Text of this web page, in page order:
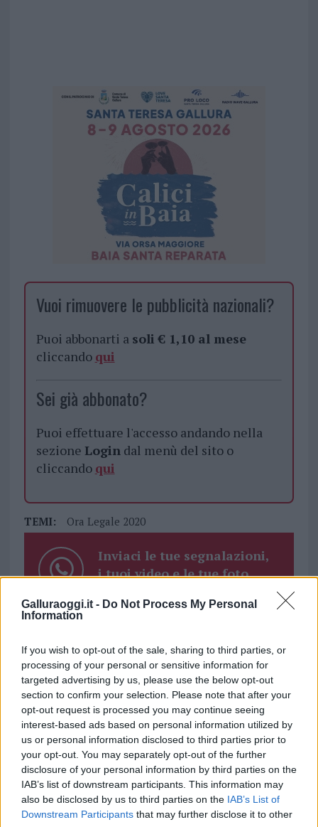
Galluraoggi.it - Do Not Process My Personal
Information
If you wish to opt-out of the sale, sharing to third parties, or
processing of your personal or sensitive information for
targeted advertising by us, please use the below opt-out
section to confirm your selection. Please note that after your
opt-out request is processed you may continue seeing
interest-based ads based on personal information utilized by
us or personal information disclosed to third parties prior to
your opt-out. You may separately opt-out of the further
disclosure of your personal information by third parties on the
IAB’s list of downstream participants. This information may
also be disclosed by us to third parties on the IAB’s List of
Downstream Participants that may further disclose it to other
Vuoi rimuovere le pubblicità nazionali?
Puoi abbonarti a soli € 1,10 al mese
cliccando qui
Sei già abbonato?
Puoi effettuare l'accesso andando nella
sezione Logindal menù del sito o
cliccando qui
TEMI: Ora Legale 2020
Inviaci le tue segnalazioni,
i tuoi video e le tue foto
345 356 7512
Notizie in tempo reale?
Entra nel canale telegram di
GalluraOggi.it
Ricevi le nostre ultime news